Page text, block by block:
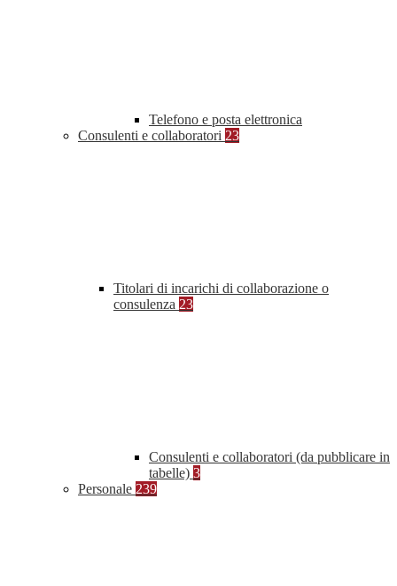
Telefono e posta elettronica
Consulenti e collaboratori 23
Titolari di incarichi di collaborazione o
consulenza 23
Consulenti e collaboratori (da pubblicare in
tabelle) 3
Personale 239